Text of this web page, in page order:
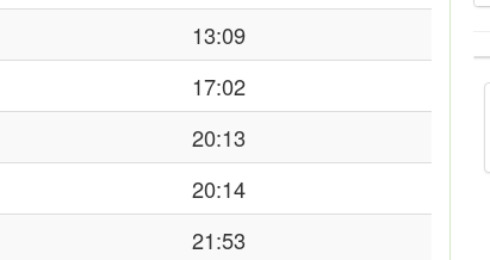
13:09
17:02
20:13
20:14
21:53